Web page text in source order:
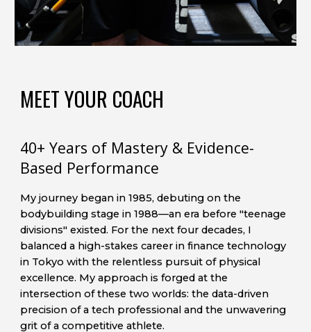
MEET YOUR COACH
40+ Years of Mastery & Evidence-
Based Performance
My journey began in 1985, debuting on the
bodybuilding stage in 1988—an era before "teenage
divisions" existed. For the next four decades, I
balanced a high-stakes career in finance technology
in Tokyo with the relentless pursuit of physical
excellence. My approach is forged at the
intersection of these two worlds: the data-driven
precision of a tech professional and the unwavering
grit of a competitive athlete.